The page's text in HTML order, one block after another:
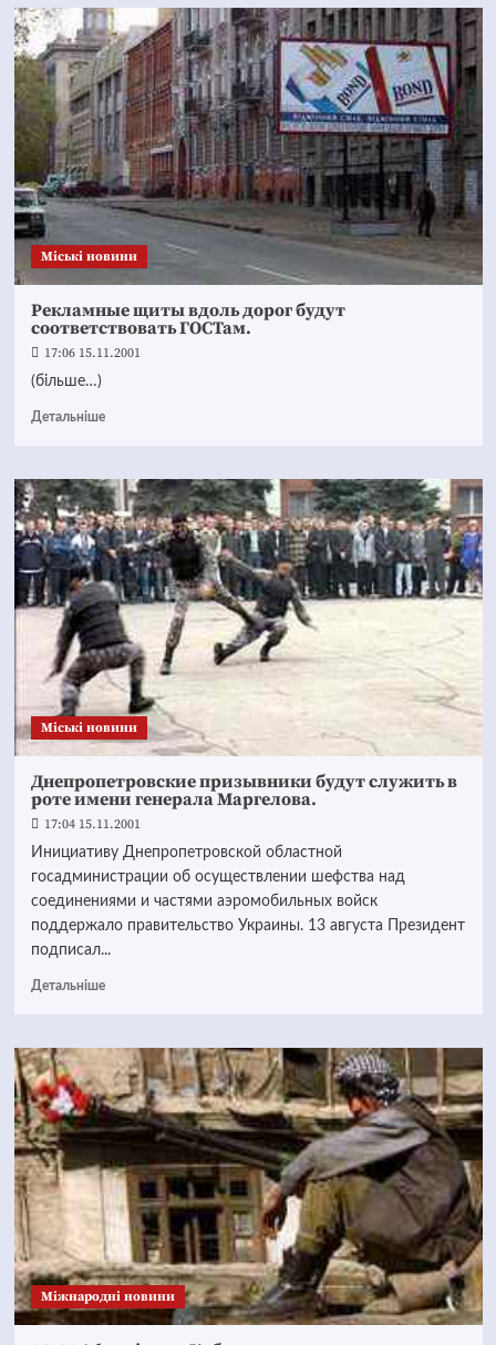
Mіські новини
Рекламные щиты вдоль дорог будут
соответствовать ГОСТам.
17:06 15.11.2001
(більше…)
Детальніше
Mіські новини
Днепропетровские призывники будут служить в
роте имени генерала Маргелова.
17:04 15.11.2001
Инициативу Днепропетровской областной
госадминистрации об осуществлении шефства над
соединениями и частями аэромобильных войск
поддержало правительство Украины. 13 августа Президент
подписал...
Детальніше
Міжнародні новини